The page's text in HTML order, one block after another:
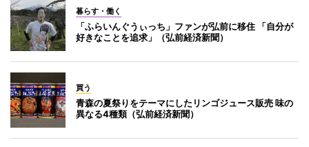
暮らす・働く
「ふらいんぐうぃっち」ファンが弘前に移住 「自分が
好きなことを追求」（弘前経済新聞）
買う
青森の夏祭りをテーマにしたリンゴジュース販売 味の
異なる4種類（弘前経済新聞）